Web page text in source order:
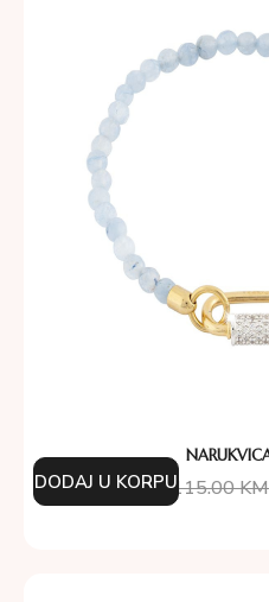
115.00KM
DODAJ U KORPU